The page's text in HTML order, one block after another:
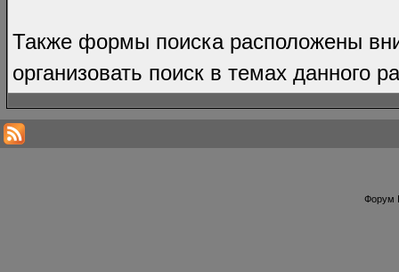
Также формы поиска расположены
организовать поиск в темах данного
Форум